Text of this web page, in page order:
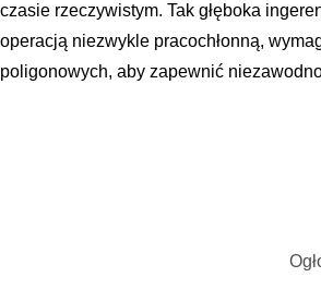
czasie rzeczywistym. Tak głęboka
operacją niezwykle pracochłonną,
poligonowych, aby zapewnić